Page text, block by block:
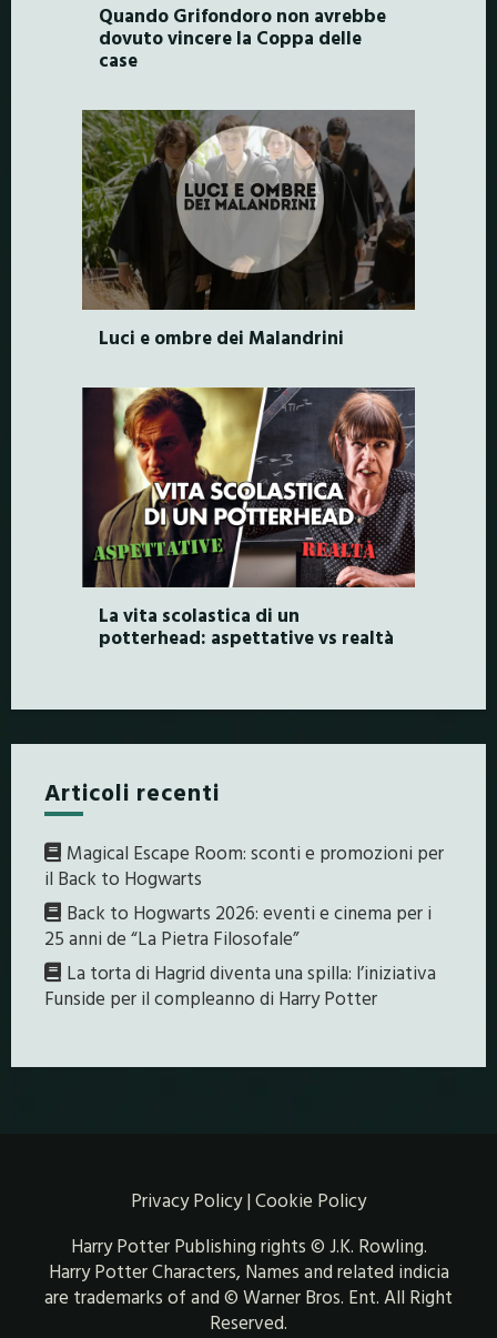
Quando Grifondoro non avrebbe
dovuto vincere la Coppa delle
case
Luci e ombre dei Malandrini
La vita scolastica di un
potterhead: aspettative vs realtà
Articoli recenti
Magical Escape Room: sconti e promozioni per
il Back to Hogwarts
Back to Hogwarts 2026: eventi e cinema per i
25 anni de “La Pietra Filosofale”
La torta di Hagrid diventa una spilla: l’iniziativa
Funside per il compleanno di Harry Potter
Privacy Policy| Cookie Policy
Harry Potter Publishing rights © J.K. Rowling.
Harry Potter Characters, Names and related indicia
are trademarks of and © Warner Bros. Ent. All Right
Reserved.